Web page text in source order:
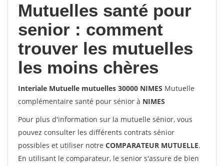
Mutuelles santé pour
senior : comment
trouver les mutuelles
les moins chères
Interiale Mutuelle mutuelles 30000 NIMES Mutuelle
complémentaire santé pour sénior à NIMES
Pour plus d'information sur la mutuelle sénior, vous
pouvez consulter les différents contrats sénior
possibles et utiliser notre COMPARATEUR MUTUELLE.
En utilisant le comparateur, le senior s'assure de bien